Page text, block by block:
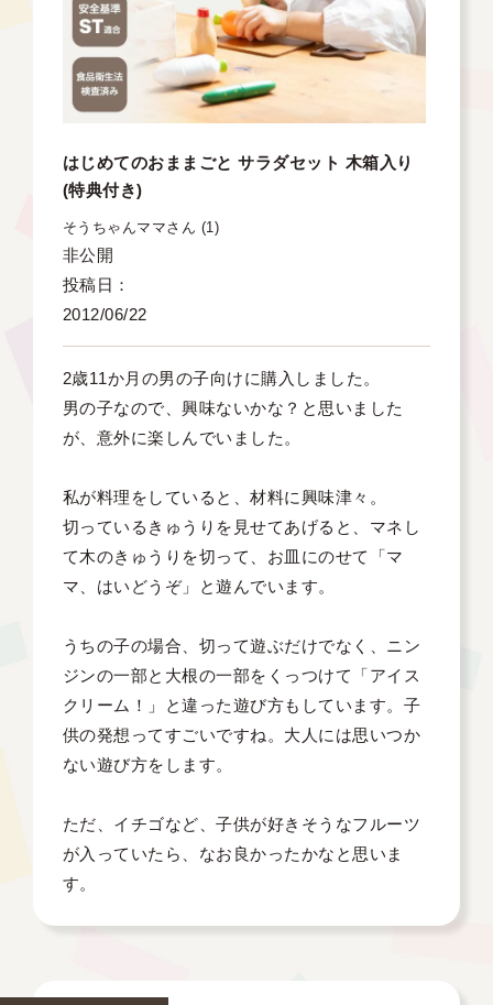
はじめてのおままごと サラダセット 木箱入り
(特典付き)
そうちゃんママ 1
非公開
投稿日
2012/06/22
2歳11か月の男の子向けに購入しました。
男の子なので、興味ないかな？と思いました
が、意外に楽しんでいました。
私が料理をしていると、材料に興味津々。
切っているきゅうりを見せてあげると、マネし
て木のきゅうりを切って、お皿にのせて「マ
マ、はいどうぞ」と遊んでいます。
うちの子の場合、切って遊ぶだけでなく、ニン
ジンの一部と大根の一部をくっつけて「アイス
クリーム！」と違った遊び方もしています。子
供の発想ってすごいですね。大人には思いつか
ない遊び方をします。
ただ、イチゴなど、子供が好きそうなフルーツ
が入っていたら、なお良かったかなと思いま
す。